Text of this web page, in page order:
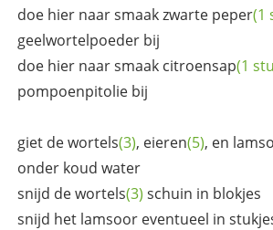
doe hier naar smaak zwarte peper(1
geelwortelpoeder bij
doe hier naar smaak citroensap(1
pompoenpitolie bij
giet dewortels(3), eieren(5), en
onder koud water
snijd dewortels(3) schuin in blokjes
snijd het lamsoor eventueel in